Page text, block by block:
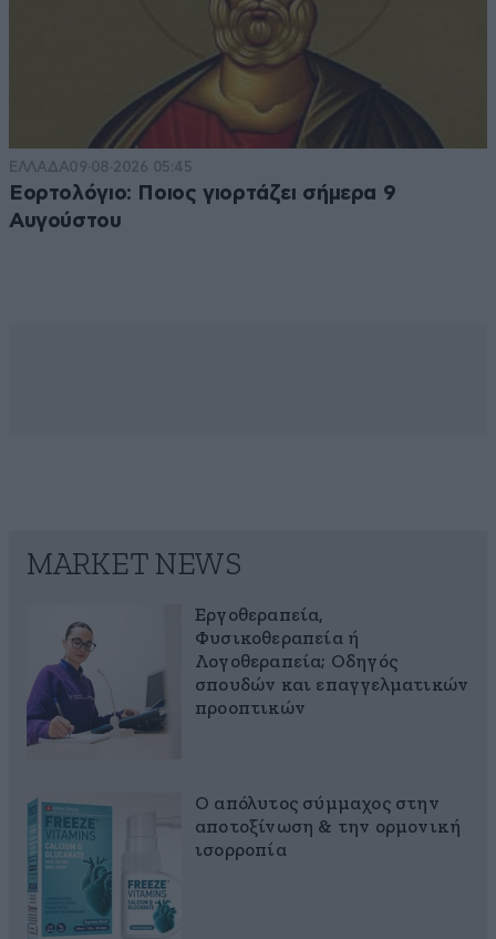
ΕΛΛΑΔΑ09·08·2026 05:45
Εορτολόγιο: Ποιος γιορτάζει σήμερα 9
Αυγούστου
MARKET NEWS
Εργοθεραπεία,
Φυσικοθεραπεία ή
Λογοθεραπεία; Οδηγός
σπουδών και επαγγελματικών
προοπτικών
Ο απόλυτος σύμμαχος στην
αποτοξίνωση & την ορμονική
ισορροπία